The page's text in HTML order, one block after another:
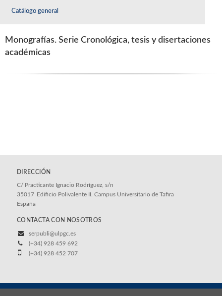
Catálogo general
Monografías. Serie Cronológica, tesis y disertaciones
académicas
DIRECCIÓN
C/ Practicante Ignacio Rodríguez, s/n
35017 Edificio Polivalente II. Campus Universitario de Tafira
España
CONTACTA CON NOSOTROS
serpubli@ulpgc.es
(+34) 928 459 692
(+34) 928 452 707